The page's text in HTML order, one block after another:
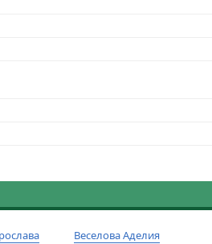
Веселова Аделия